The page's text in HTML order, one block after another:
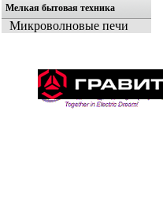
Мелкая бытовая техника
Микроволновые печи